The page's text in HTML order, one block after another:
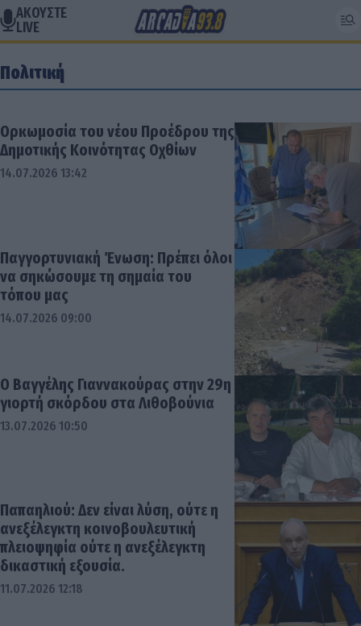
ΑΚΟΥΣΤΕ
LIVE
Πολιτική
Ορκωμοσία του νέου Προέδρου της
Δημοτικής Κοινότητας Οχθίων
14.07.2026 13:42
Παγγορτυνιακή Ένωση: Πρέπει όλοι
να σηκώσουμε τη σημαία του
τόπου μας
14.07.2026 09:00
Ο Βαγγέλης Γιαννακούρας στην 29η
γιορτή σκόρδου στα Λιθοβούνια
13.07.2026 10:50
Παπαηλιού: Δεν είναι λύση, ούτε η
ανεξέλεγκτη κοινοβουλευτική
πλειοψηφία ούτε η ανεξέλεγκτη
δικαστική εξουσία.
11.07.2026 12:18